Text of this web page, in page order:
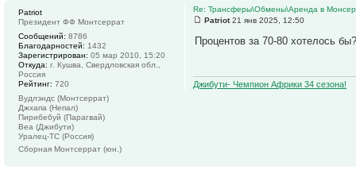
Re: Трансферы\Обмены\Аренда в
Patriot21 янв 2025, 12:50
Процентов за 70-80 хотелось бы?
Джибути- Чемпион Африки 34 сезона!
Patriot
Президент ФФ Монтсеррат
Сообщений: 8786
Благодарностей: 1432
Зарегистрирован: 05 мар 2010, 15:20
Откуда: г. Кушва, Свердловская обл.,
Россия
Рейтинг: 720
Вудлэндс (Монтсеррат)
Джхапа (Непал)
Пирибебуй (Парагвай)
Веа (Джибути)
Уралец-ТС (Россия)
Сборная Монтсеррат (юн.)